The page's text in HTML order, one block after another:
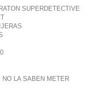
SUPERDETECTIVE
NO LA SABEN METER